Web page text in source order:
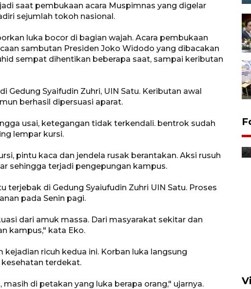
saat pembukaan acara Muspimnas yang digelar
sejumlah tokoh nasional.
luka bocor di bagian wajah. Acara pembukaan
sambutan Presiden Joko Widodo yang dibacakan
sempat dihentikan beberapa saat, sampai keributan
Gedung Syaifudin Zuhri, UIN Satu. Keributan awal
berhasil dipersuasi aparat.
usai, ketegangan tidak terkendali. bentrok sudah
lempar kursi.
pintu kaca dan jendela rusak berantakan. Aksi rusuh
sehingga terjadi pengepungan kampus.
terjebak di Gedung Syaiufudin Zuhri UIN Satu. Proses
pada Senin pagi.
dari amuk massa. Dari masyarakat sekitar dan
kampus," kata Eko.
ricuh kedua ini. Korban luka langsung
terdekat.
di petakan yang luka berapa orang," ujarnya.
13 jam lalu